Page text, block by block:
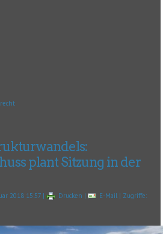
plant Sitzung in der
2018 15:57 | Drucken | E-Mail | Zugriffe: